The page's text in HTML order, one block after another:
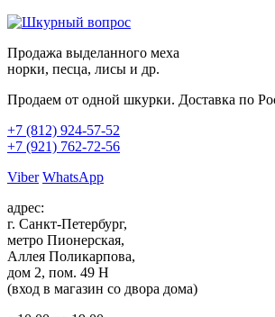
Продажа выделанного меха
норки, песца, лисы и др.
Продаем от одной шкурки. Доставка по
+7 (812) 924-57-52
+7 (921) 762-72-56
Viber WhatsApp
адрес:
г. Санкт-Петербург,
метро Пионерская,
Аллея Поликарпова,
дом 2, пом. 49 Н
(вход в магазин со двора дома)